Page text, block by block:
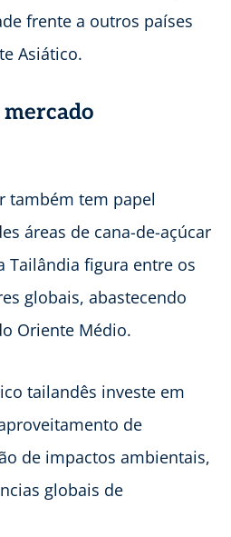
frente a outros países
Asiático.
também tem papel
áreas de cana-de-açúcar
Tailândia figura entre os
globais, abastecendo
Oriente Médio.
tailandês investe em
de
de impactos ambientais,
globais de